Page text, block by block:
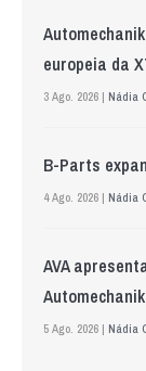
europeia da
3 Ago. 2026 | Nádia
B-Parts
4 Ago. 2026 | Nádia
AVA
5 Ago. 2026 | Nádia